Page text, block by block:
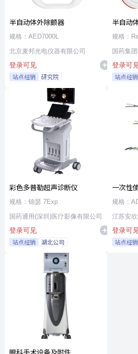
半自动体外除颤器
规格：AED7000L
北京麦邦光电仪器有限公司
登录可见
站点经销 研究院
半自动
规格：
国药集
司
登录可
站点经销
彩色多普勒超声诊断仪
规格：锦瑟 7Exp
国药通用(深圳)医疗影像有限公司
登录可见
站点经销 湖北公司
一次性
器及组
规格：
江苏安
登录可
站点经销
眼科手术设备及附件